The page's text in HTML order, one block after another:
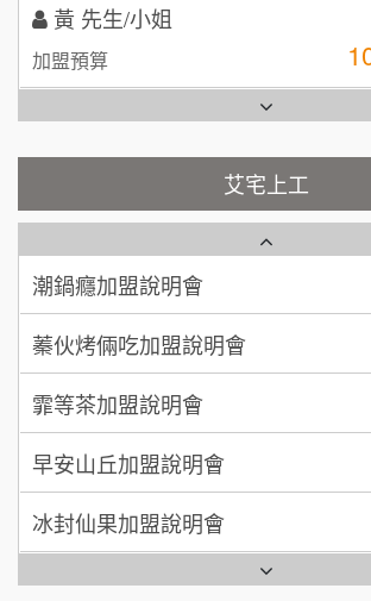
林 先生/小姐
加盟預算
吳 先生/小姐
加盟預算
周 先生/小姐
加盟預算
徐 先生/小姐
加盟預算
何 先生/小姐
加盟預算
呂 先生/小姐
加盟預算
艾宅上工
台灣G湯加盟說明會
NU PASTA義大利麵加盟說明會
潮鍋癮加盟說明會
蓁伙烤倆吃加盟說明會
霏等茶加盟說明會
早安山丘加盟說明會
冰封仙果加盟說明會
Ramble Café 漫步藍咖啡加盟說明會
微風亭鐵板燒加盟說明會
藍象廷泰式火鍋加盟說明會
日十。早午食加盟說明會
上宇林加盟說明會
莫尼早餐Morni加盟說明會
手作功夫茶加盟說明會
SHARE TEA歇腳亭加盟說明會
潮味決-湯滷專門店加盟說明會